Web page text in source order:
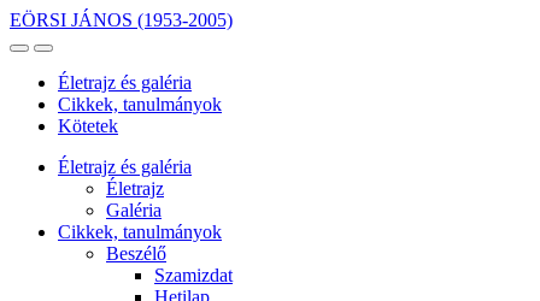
EÖRSI JÁNOS (1953-2005)
Életrajz és galéria
Cikkek, tanulmányok
Kötetek
Életrajz és galéria
Életrajz
Galéria
Cikkek, tanulmányok
Beszélő
Szamizdat
Hetilap